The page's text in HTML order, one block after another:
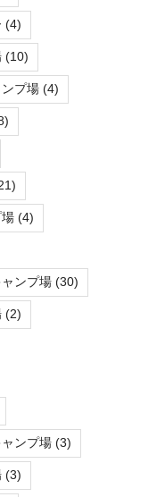
(4)
(10)
ンプ場 (4)
(4)
ャンプ場 (30)
(2)
ャンプ場 (3)
(3)